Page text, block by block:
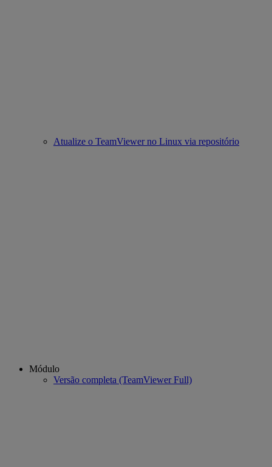
Atualize o TeamViewer no Linux via repositório
Módulo
Versão completa (TeamViewer Full)